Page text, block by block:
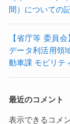
間）についての
【省庁等 委員
データ利活用領
動車課 モビリテ
最近のコメント
表示できるコメ